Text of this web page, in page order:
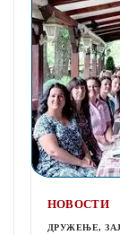
НОВОСТИ
ДРУЖЕЊЕ,